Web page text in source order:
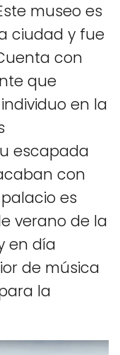
museo es
ciudad y fue
con
que
en la
escapada
con
palacio es
verano de la
en día
de música
la